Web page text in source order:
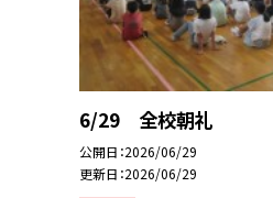
6/29 全校朝礼
公開日 2026/06/29
更新日 2026/06/29